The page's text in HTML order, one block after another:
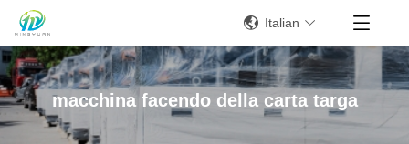
Italian
macchina facendo della carta targa